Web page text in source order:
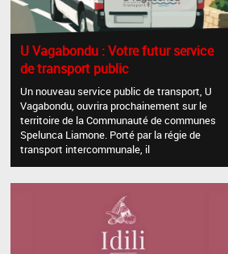
U Vagabondu : Votre futur service
de transport public
Un nouveau service public de transport, U
Vagabondu, ouvrira prochainement sur le
territoire de la Communauté de communes
Spelunca Liamone. Porté par la régie de
transport intercommunale, il